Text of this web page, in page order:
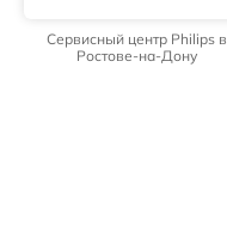
Сервисный центр Philips в
Ростове-на-Дону